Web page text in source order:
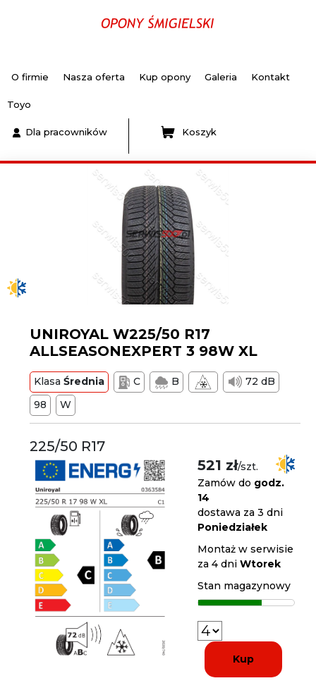
O firmie Nasza oferta Kup opony Galeria Kontakt
Toyo
Dla pracowników Koszyk
UNIROYAL W225/50 R17
ALLSEASONEXPERT 3 98W XL
KlasaŚrednia C B
72 dB
98
W
225/50 R17
521 zł/szt.
Zamów do godz.
14
dostawa za 3 dni
Poniedziałek
Montaż w serwisie
za 4 dniWtorek
Stan magazynowy
Kup